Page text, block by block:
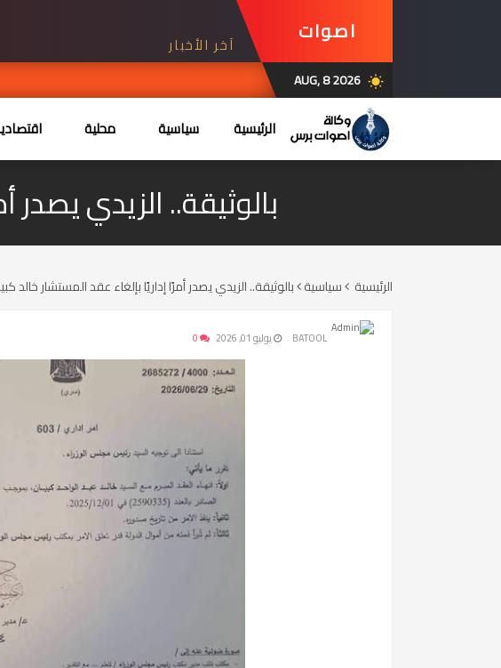
اصوات
برس
آخر الأخبار
wb_sunny
AUG, 8 2026
الرئيسية سياسية محلية
بالوثيقة.. الزيدي يصدر
الرئيسية سياسية بالوثيقة.. الزيدي يصدر أمرًا إداريًا بإلغاء عقد المستشار خالد
BATOOL يوليو 01, 2026